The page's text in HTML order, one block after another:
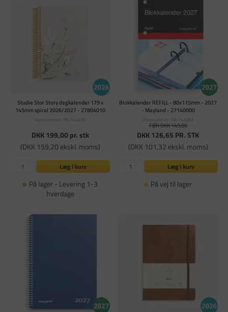
Studie Stor Story dagkalender 179 x
145mm spiral 2026/2027 - 27804010
Varenummer: PA-742419
DKK 199,00pr. stk
(DKK 159,20 ekskl. moms)
Læg i kurv
På lager - Levering 1-3
hverdage
Blokkalender REFILL - 80x115mm - 2027
- Mayland - 27140000
Varenummer: PA-743263
FØR DKK 149,00
DKK 126,65 PR. STK
(DKK 101,32 ekskl. moms)
Læg i kurv
På vej til lager